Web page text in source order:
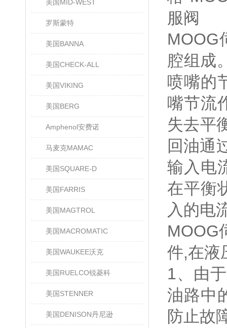
美国MID-WEST
罗斯蒙特
美国BANNA
美国CHECK-ALL
美国VIKING
美国BERG
Amphenol安费诺
马麦克MAMAC
美国SQUARE-D
美国FARRIS
美国MAGTROL
美国MACROMATIC
美国WAUKEE沃克
美国RUELCO锐菱科
美国STENNER
美国DENISON丹尼逊
MOOG
腔组成
喷嘴的
嘴节流
失去平
回油通
输入电
在平衡
入的电
MOOG
件,在液
1、由
油路中
防止故